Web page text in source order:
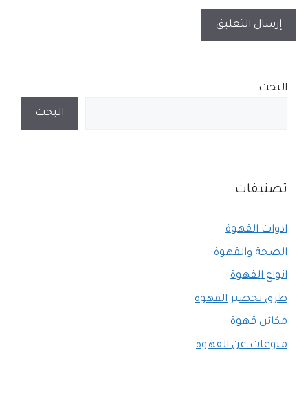
البحث
البحث
تصنيفات
ادوات القهوة
الصحة والقهوة
انواع القهوة
طرق تحضير القهوة
مكائن قهوة
منوعات عن القهوة